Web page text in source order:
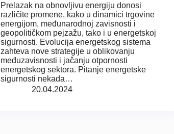
Prelazak na obnovljivu energiju donosi
različite promene, kako u dinamici trgovine
energijom, međunarodnoj zavisnosti i
geopolitičkom pejzažu, tako i u energetskoj
sigurnosti. Evolucija energetskog sistema
zahteva nove strategije u oblikovanju
međuzavisnosti i jačanju otpornosti
energetskog sektora. Pitanje energetske
sigurnosti nekada…
20.04.2024